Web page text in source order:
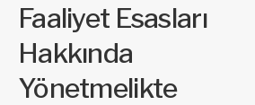
Faaliyet Esasları
Hakkında
Yönetmelikte